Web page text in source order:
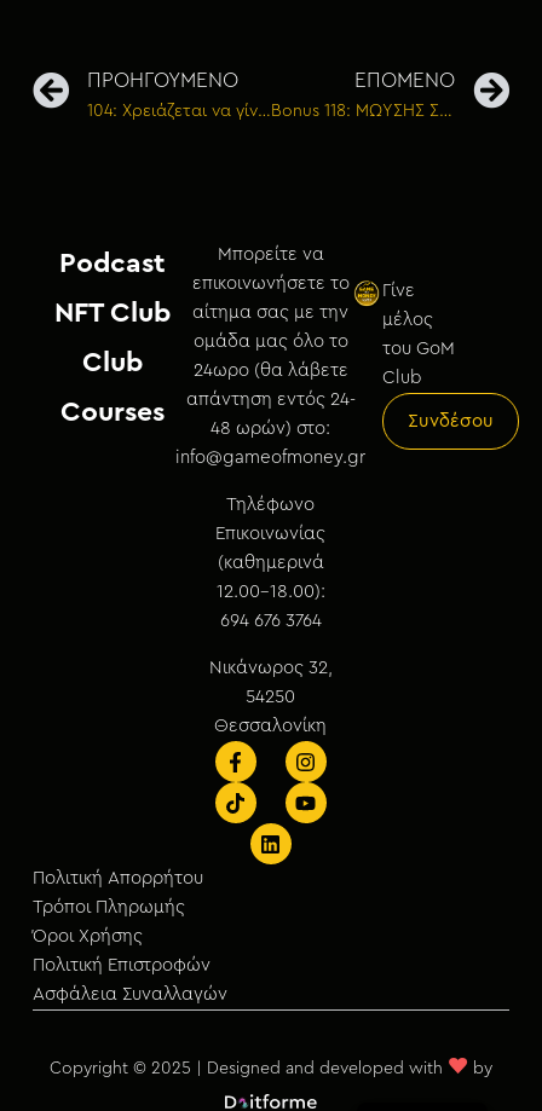
ΠΡΟΗΓΟΥΜΕΝΟ
104: Χρειάζεται να γίνω καλός στις πωλήσεις;
ΕΠΟΜΕΝΟ
Bonus 118: ΜΩΥΣΗΣ ΣΕΡΓΙΑΝΝΗΣ – Όταν το πάθος του να διαδίδεις ιδέες γίνεται επάγγελμα
Podcast
NFT Club
Club
Courses
Μπορείτε να
επικοινωνήσετε το
αίτημα σας με την
ομάδα μας όλο το
24ωρο (θα λάβετε
απάντηση εντός 24-
48 ωρών) στο:
info@gameofmoney.gr
Τηλέφωνο
Επικοινωνίας
(καθημερινά
12.00-18.00):
694 676 3764
Νικάνωρος 32,
54250
Θεσσαλονίκη
Γίνε
μέλος
του GoM
Club
Συνδέσου
Πολιτική Απορρήτου
Τρόποι Πληρωμής
Όροι Χρήσης
Πολιτική Επιστροφών
Ασφάλεια Συναλλαγών
Copyright © 2025 | Designed and developed with ♥ by